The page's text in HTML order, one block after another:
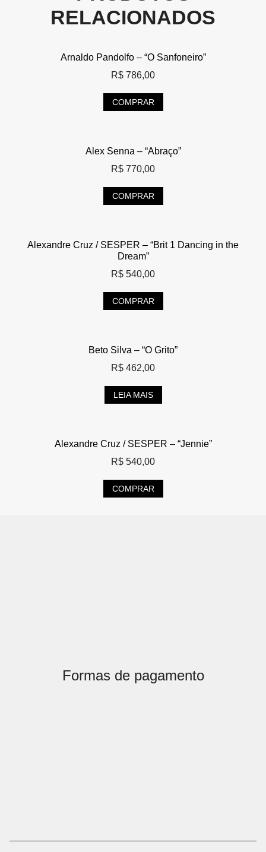
RELACIONADOS
Arnaldo Pandolfo – “O Sanfoneiro”
R$ 786,00
COMPRAR
Alex Senna – “Abraço”
R$ 770,00
COMPRAR
Alexandre Cruz / SESPER – “Brit 1 Dancing in the
Dream”
R$ 540,00
COMPRAR
Beto Silva – “O Grito”
R$ 462,00
LEIA MAIS
Alexandre Cruz / SESPER – “Jennie”
R$ 540,00
COMPRAR
Formas de pagamento